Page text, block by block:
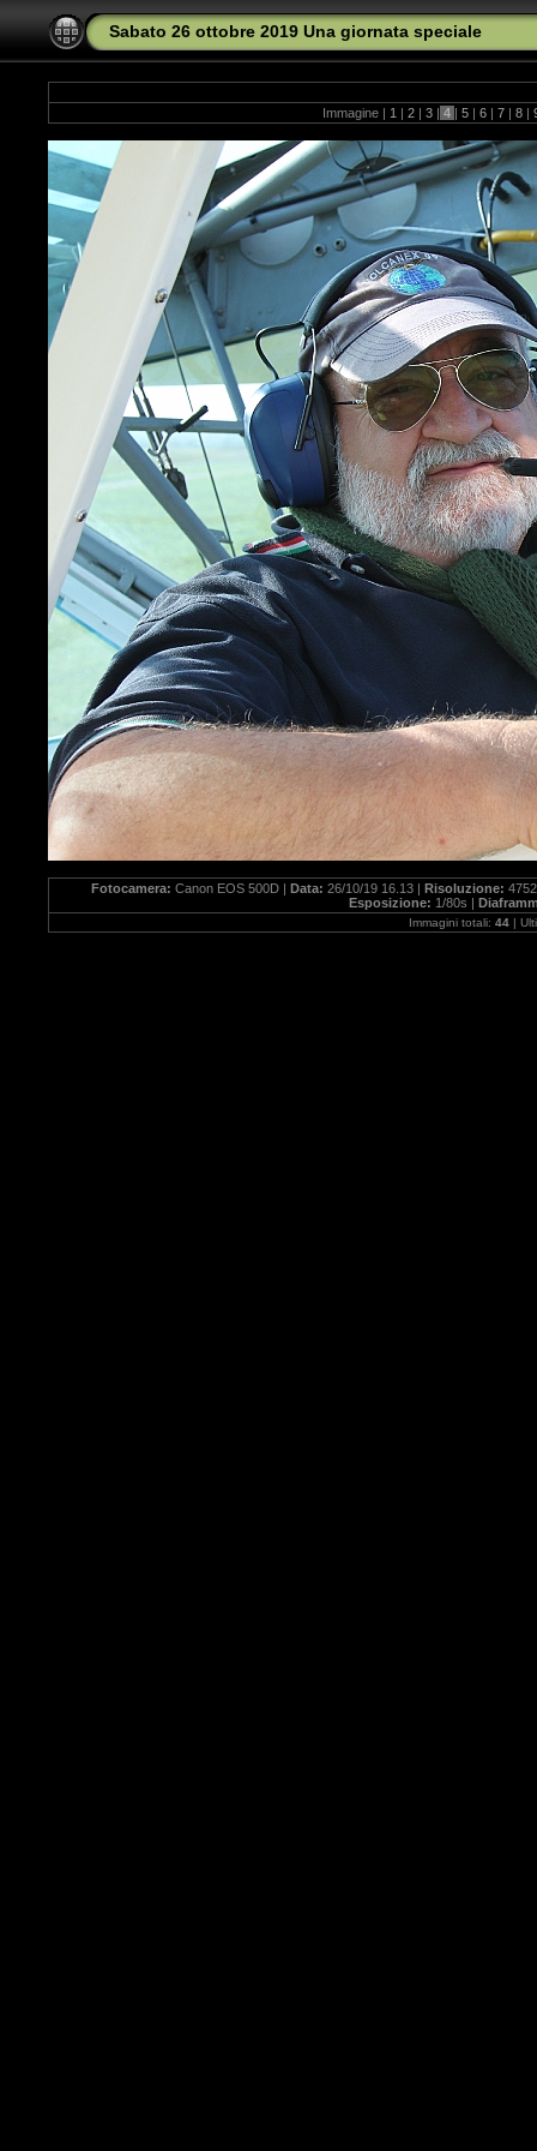
Sabato 26 ottobre 2019 Una giornata speciale
Immagine | 1 | 2 | 3 | 4 | 5 | 6 | 7 | 8 |
Fotocamera: Canon EOS 500D | Data: 26/10/19 16.13 | Risoluzione:
Esposizione: 1/80s |
Immagini totali: 44 |